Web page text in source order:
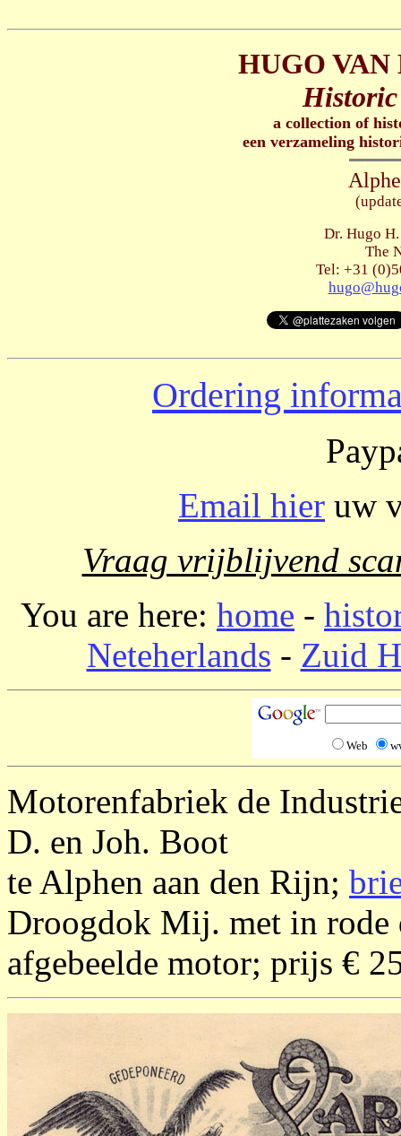
HUGO
Historic
a collection of
een verzameling
Dr. Hugo
The
Tel: +31
Ordering
Email hier uw
Vraag vrijblijvend
You are here: home -
Neteherlands - Zuid
Web
Motorenfabriek de
D. en Joh. Boot
te Alphen aan den Rijn;
Droogdok Mij. met in rode
afgebeelde motor; prijs €